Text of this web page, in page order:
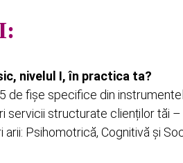
nivelul I, în practica ta?
de fișe specifice din
servicii structurate clienților tăi –
Psihomotrică, Cognitivă și